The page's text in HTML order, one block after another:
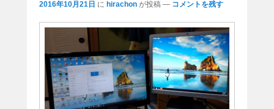
ー
シ
ョ
ン
2016年10月21日 に hirachon が投稿 — コメントを残す